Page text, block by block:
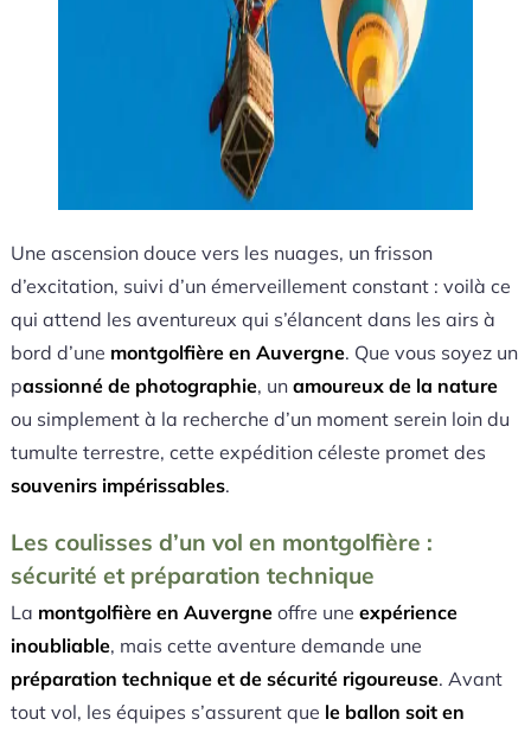
Une ascension douce vers les nuages, un frisson
d’excitation, suivi d’un émerveillement constant : voilà ce
qui attend les aventureux qui s’élancent dans les airs à
bord d’une montgolfière en Auvergne. Que vous soyez un
passionné de photographie, un amoureux de la nature
ou simplement à la recherche d’un moment serein loin du
tumulte terrestre, cette expédition céleste promet des
souvenirs impérissables.
Les coulisses d’un vol en montgolfière :
sécurité et préparation technique
La montgolfière en Auvergneoffre une expérience
inoubliable, mais cette aventure demande une
préparation technique et de sécurité rigoureuse. Avant
tout vol, les équipes s’assurent que le ballon soit en